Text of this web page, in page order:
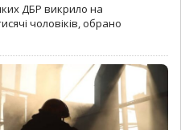
ДБР викрило на
чоловіків, обрано